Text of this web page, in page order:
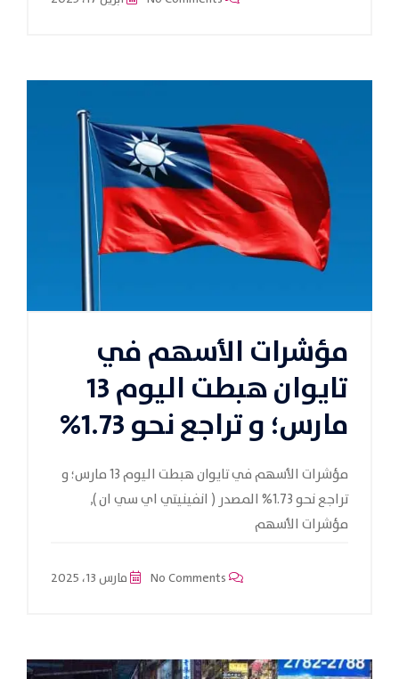
مؤشرات الأسهم في
تايوان هبطت اليوم 13
مارس؛ و تراجع نحو 1.73%
مؤشرات الأسهم في تايوان هبطت اليوم 13 مارس؛ و
تراجع نحو 1.73% المصدر ( انفينيتي اي سي ان ),
مؤشرات الأسهم
مارس 13، 2025